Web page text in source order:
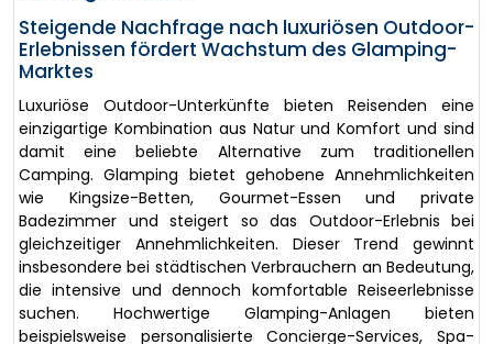
Steigende Nachfrage nach luxuriösen Outdoor-
Erlebnissen fördert Wachstum des Glamping-
Marktes
Luxuriöse Outdoor-Unterkünfte bieten Reisenden eine
einzigartige Kombination aus Natur und Komfort und sind
damit eine beliebte Alternative zum traditionellen
Camping. Glamping bietet gehobene Annehmlichkeiten
wie Kingsize-Betten, Gourmet-Essen und private
Badezimmer und steigert so das Outdoor-Erlebnis bei
gleichzeitiger Annehmlichkeiten. Dieser Trend gewinnt
insbesondere bei städtischen Verbrauchern an Bedeutung,
die intensive und dennoch komfortable Reiseerlebnisse
suchen. Hochwertige Glamping-Anlagen bieten
beispielsweise personalisierte Concierge-Services, Spa-